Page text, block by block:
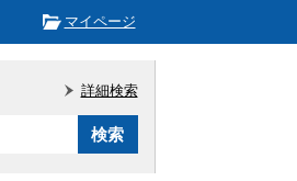
マイページ
詳細検索